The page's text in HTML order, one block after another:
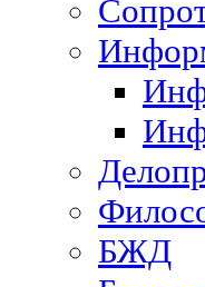
БЖД